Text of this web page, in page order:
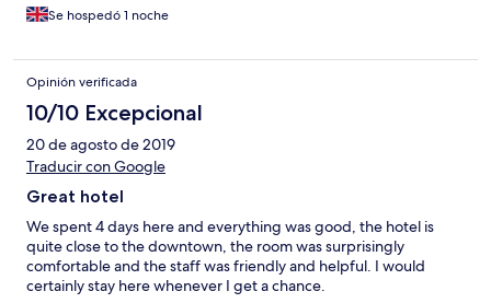
Se hospedó 1 noche
Opinión verificada
10/10 Excepcional
20 de agosto de 2019
Traducir con Google
Great hotel
We spent 4 days here and everything was good, the hotel is
quite close to the downtown, the room was surprisingly
comfortable and the staff was friendly and helpful. I would
certainly stay here whenever I get a chance.